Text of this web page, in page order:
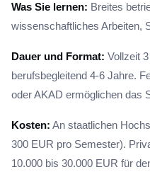
Was Sie lernen: Breites
wissenschaftliches Arbeiten,
Dauer und Format: Vollzeit
berufsbegleitend 4-6 Jahre.
oder AKAD ermöglichen das
Kosten: An staatlichen
300 EUR pro Semester).
10.000 bis 30.000 EUR für